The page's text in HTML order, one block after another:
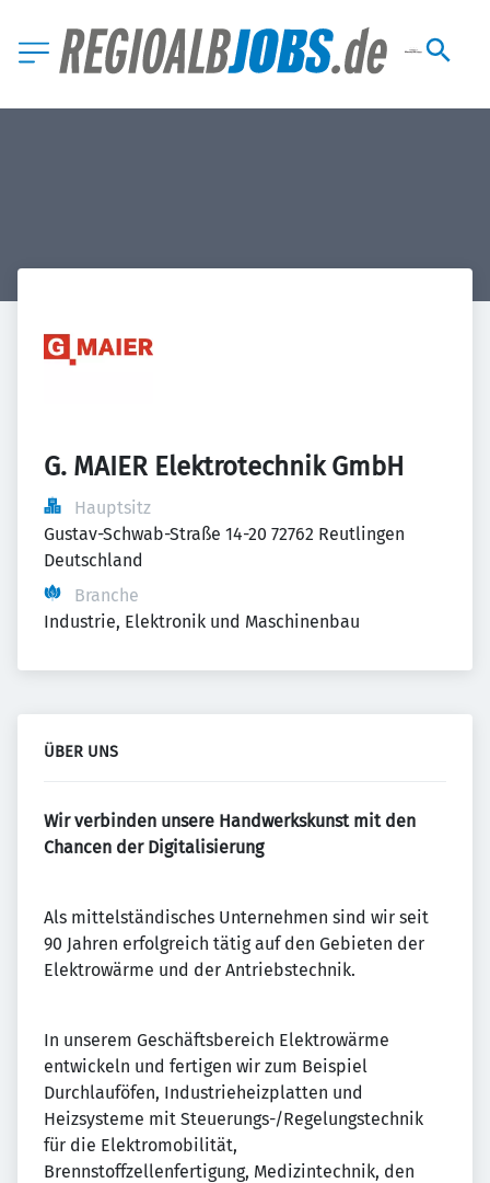
G. MAIER Elektrotechnik GmbH
Hauptsitz
Gustav-Schwab-Straße 14-20 72762 Reutlingen
Deutschland
Branche
Industrie, Elektronik und Maschinenbau
ÜBER UNS
Wir verbinden unsere Handwerkskunst mit den
Chancen der Digitalisierung
Als mittelständisches Unternehmen sind wir seit
90 Jahren erfolgreich tätig auf den Gebieten der
Elektrowärme und der Antriebstechnik.
In unserem Geschäftsbereich Elektrowärme
entwickeln und fertigen wir zum Beispiel
Durchlauföfen, Industrieheizplatten und
Heizsysteme mit Steuerungs-/Regelungstechnik
für die Elektromobilität,
Brennstoffzellenfertigung, Medizintechnik, den